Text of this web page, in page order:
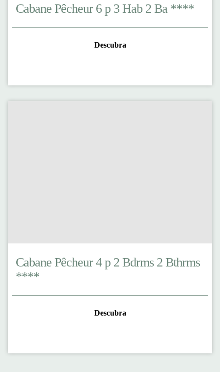
Cabane Pêcheur 6 p 3 Hab 2 Ba ****
Descubra
Cabane Pêcheur 4 p 2 Bdrms 2 Bthrms
****
Descubra